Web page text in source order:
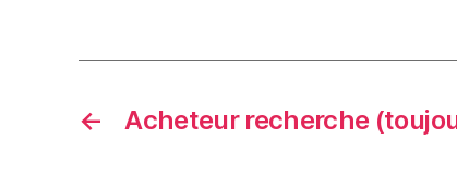
← Acheteur recherche